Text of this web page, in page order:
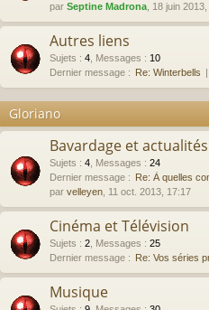
par Septine Madrona , 18 juin
Autres liens
Sujets : 4 Messages : 10
Dernier message : Re: Winterbells
Gloriano
Bavardage et actualités
Sujets : 4 Messages : 24
Dernier message : Re: À quelles
par velleyen , 11 oct. 2013, 17:17
Cinéma et Télévision
Sujets : 2 Messages : 25
Dernier message : Re: Vos séries
Musique